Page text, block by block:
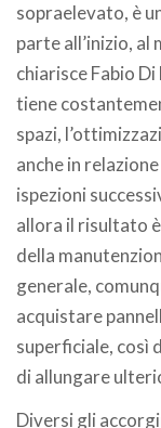
sopraelevato, è
parte all’inizio,
chiarisce Fabio
tiene
spazi,
anche in
ispezioni
allora il risultato
della
generale,
acquistare
superficiale, così
di allungare
Diversi gli